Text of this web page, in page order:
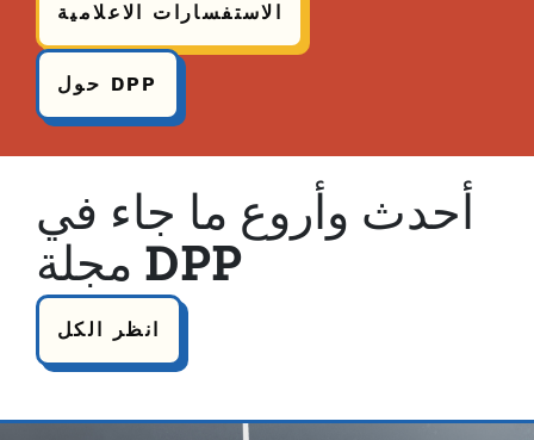
الاستفسارات الاعلامية
حول DPP
أحدث وأروع ما جاء في
مجلة DPP
انظر الكل